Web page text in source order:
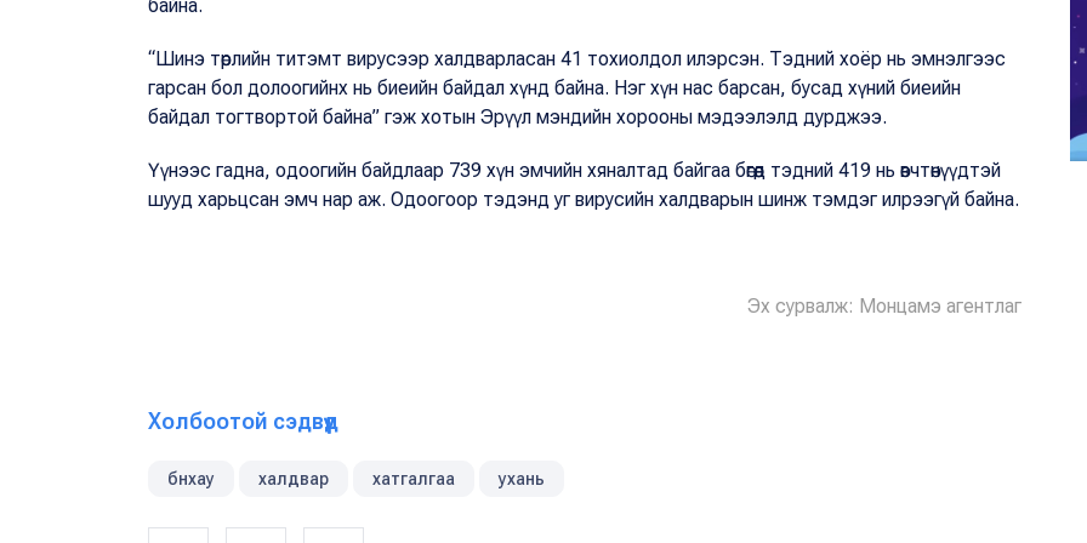
байна.
“Шинэ төрлийн титэмт вирусээр халдварласан 41 тохиолдол илэрсэн. Тэдний хоёр нь эмнэлгээс
гарсан бол долоогийнх нь биеийн байдал хүнд байна. Нэг хүн нас барсан, бусад хүний биеийн
байдал тогтвортой байна” гэж хотын Эрүүл мэндийн хорооны мэдээлэлд дурджээ.
Үүнээс гадна, одоогийн байдлаар 739 хүн эмчийн хяналтад байгаа бөгөөд тэдний 419 нь өвчтөнүүдтэй
шууд харьцсан эмч нар аж. Одоогоор тэдэнд уг вирусийн халдварын шинж тэмдэг илрээгүй байна.
Эх сурвалж: Монцамэ агентлаг
Холбоотой сэдвүүд
бнхау халдвар хатгалгаа ухань